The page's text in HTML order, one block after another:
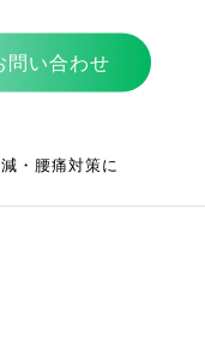
問い合わせ
・腰痛対策に